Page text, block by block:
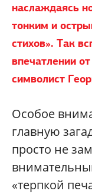
наслаждаясь
тонким и
стихов». Так
впечатлении
символист
Особое
главную
просто не
«терпкой